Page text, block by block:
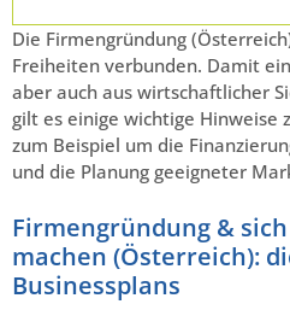
Die Firmengründung
Freiheiten verbunden. Damit
aber auch aus wirtschaftlicher
gilt es einige wichtige Hinweise
zum Beispiel um die
und die Planung geeigneter
Firmengründung &
machen (Österreich):
Businessplans